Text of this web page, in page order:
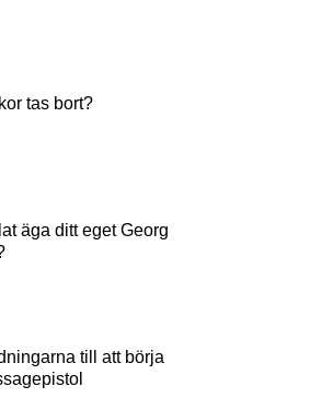
tas bort?
äga ditt eget Georg
till att börja